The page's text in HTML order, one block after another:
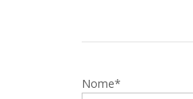
Nome*